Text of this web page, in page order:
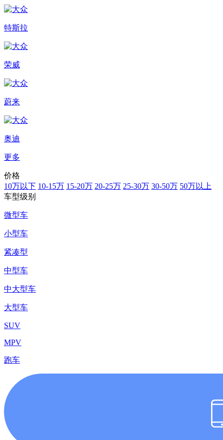
特斯拉
荣威
蔚来
奥迪
更多
价格
10万以下 10-15万 15-20万 20-25万 25-30万 30-50万 50万以上
车型级别
微型车
小型车
紧凑型
中型车
中大型车
大型车
SUV
MPV
跑车